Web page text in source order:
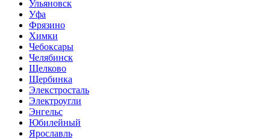
Ульяновск
Уфа
Фрязино
Химки
Чебоксары
Челябинск
Щелково
Щербинка
Элекстросталь
Электроугли
Энгельс
Юбилейный
Ярославль